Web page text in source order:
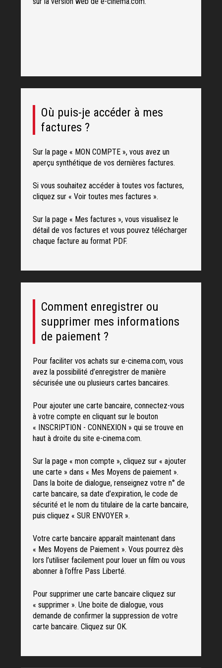
Où puis-je accéder à mes
factures ?
Sur la page « MON COMPTE », vous avez un
aperçu synthétique de vos dernières factures.
Si vous souhaitez accéder à toutes vos factures,
cliquez sur « Voir toutes mes factures ».
Sur la page « Mes factures », vous visualisez le
détail de vos factures et vous pouvez télécharger
chaque facture au format PDF.
Comment enregistrer ou
supprimer mes informations
de paiement ?
Pour faciliter vos achats sur e-cinema.com, vous
avez la possibilité d’enregistrer de manière
sécurisée une ou plusieurs cartes bancaires.
Pour ajouter une carte bancaire, connectez-vous
à votre compte en cliquant sur le bouton
« INSCRIPTION - CONNEXION » qui se trouve en
haut à droite du site e-cinema.com.
Sur la page « mon compte », cliquez sur « ajouter
une carte » dans « Mes Moyens de paiement ».
Dans la boite de dialogue, renseignez votre n° de
carte bancaire, sa date d’expiration, le code de
sécurité et le nom du titulaire de la carte bancaire,
puis cliquez « SUR ENVOYER ».
Votre carte bancaire apparaît maintenant dans
« Mes Moyens de Paiement ». Vous pourrez dès
lors l’utiliser facilement pour louer un film ou vous
abonner à l’offre Pass Liberté.
Pour supprimer une carte bancaire cliquez sur
« supprimer ». Une boite de dialogue, vous
demande de confirmer la suppression de votre
carte bancaire. Cliquez sur OK.